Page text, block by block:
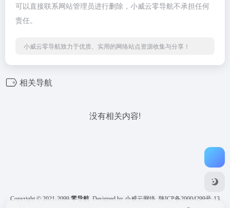
可以直接联系网站管理员进行删除，小威云零导航不承担任何
责任。
小威云零导航致力于优质、实用的网络站点资源收集与分享！
相关导航
没有相关内容!
Copyright © 2021-2099 零导航 Designed by 小威云网络 陕ICP备20004299号-13